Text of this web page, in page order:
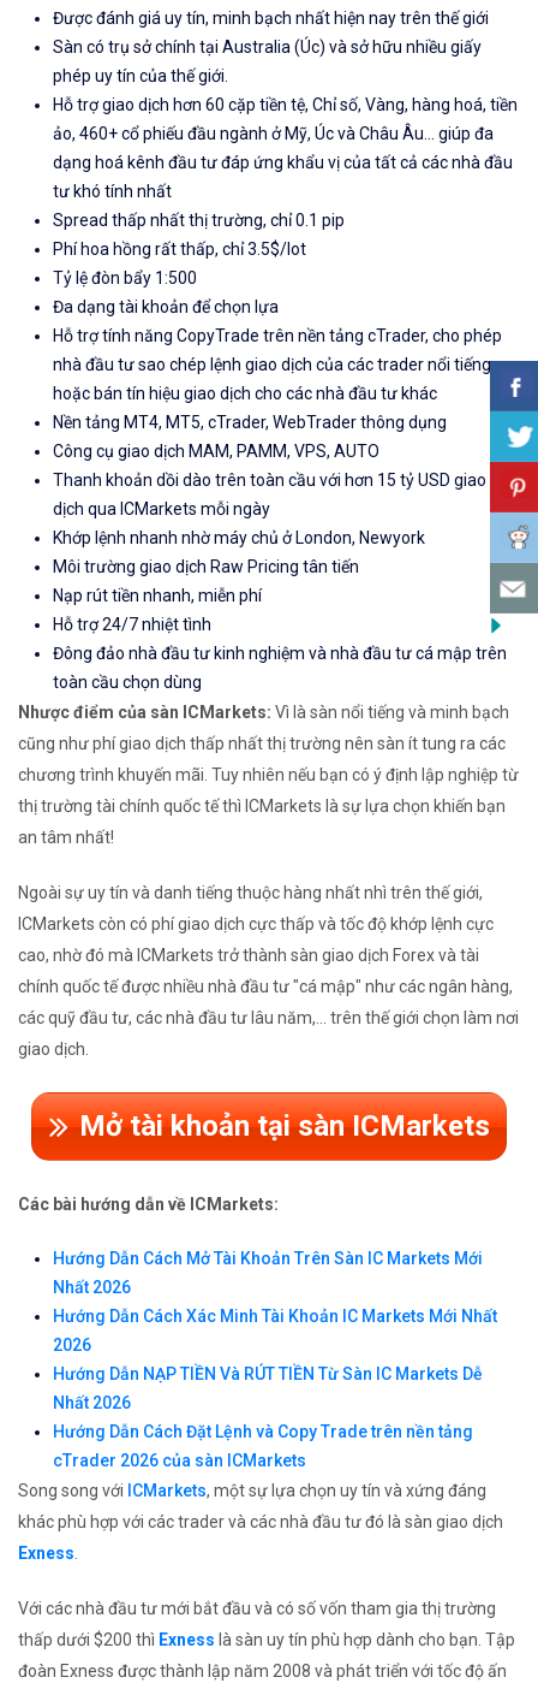
Được đánh giá uy tín, minh bạch nhất hiện nay trên thế giới
Sàn có trụ sở chính tại Australia (Úc) và sở hữu nhiều giấy
phép uy tín của thế giới.
Hỗ trợ giao dịch hơn 60 cặp tiền tệ, Chỉ số, Vàng, hàng hoá, tiền
ảo, 460+ cổ phiếu đầu ngành ở Mỹ, Úc và Châu Âu... giúp đa
dạng hoá kênh đầu tư đáp ứng khẩu vị của tất cả các nhà đầu
tư khó tính nhất
Spread thấp nhất thị trường, chỉ 0.1 pip
Phí hoa hồng rất thấp, chỉ 3.5$/lot
Tỷ lệ đòn bẩy 1:500
Đa dạng tài khoản để chọn lựa
Hỗ trợ tính năng CopyTrade trên nền tảng cTrader, cho phép
nhà đầu tư sao chép lệnh giao dịch của các trader nổi tiếng
hoặc bán tín hiệu giao dịch cho các nhà đầu tư khác
Nền tảng MT4, MT5, cTrader, WebTrader thông dụng
Công cụ giao dịch MAM, PAMM, VPS, AUTO
Thanh khoản dồi dào trên toàn cầu với hơn 15 tỷ USD giao
dịch qua ICMarkets mỗi ngày
Khớp lệnh nhanh nhờ máy chủ ở London, Newyork
Môi trường giao dịch Raw Pricing tân tiến
Nạp rút tiền nhanh, miễn phí
Hỗ trợ 24/7 nhiệt tình
Đông đảo nhà đầu tư kinh nghiệm và nhà đầu tư cá mập trên
toàn cầu chọn dùng
Nhược điểm của sàn ICMarkets: Vì là sàn nổi tiếng và minh bạch
cũng như phí giao dịch thấp nhất thị trường nên sàn ít tung ra các
chương trình khuyến mãi. Tuy nhiên nếu bạn có ý định lập nghiệp từ
thị trường tài chính quốc tế thì ICMarkets là sự lựa chọn khiến bạn
an tâm nhất!
Ngoài sự uy tín và danh tiếng thuộc hàng nhất nhì trên thế giới,
ICMarkets còn có phí giao dịch cực thấp và tốc độ khớp lệnh cực
cao, nhờ đó mà ICMarkets trở thành sàn giao dịch Forex và tài
chính quốc tế được nhiều nhà đầu tư "cá mập" như các ngân hàng,
các quỹ đầu tư, các nhà đầu tư lâu năm,... trên thế giới chọn làm nơi
giao dịch.
Mở tài khoản tại sàn ICMarkets
Các bài hướng dẫn về ICMarkets:
Hướng Dẫn Cách Mở Tài Khoản Trên Sàn IC Markets Mới
Nhất 2026
Hướng Dẫn Cách Xác Minh Tài Khoản IC Markets Mới Nhất
2026
Hướng Dẫn NẠP TIỀN Và RÚT TIỀN Từ Sàn IC Markets Dễ
Nhất 2026
Hướng Dẫn Cách Đặt Lệnh và Copy Trade trên nền tảng
cTrader 2026 của sàn ICMarkets
Song song với ICMarkets, một sự lựa chọn uy tín và xứng đáng
khác phù hợp với các trader và các nhà đầu tư đó là sàn giao dịch
Exness.
Với các nhà đầu tư mới bắt đầu và có số vốn tham gia thị trường
thấp dưới $200 thì Exness là sàn uy tín phù hợp dành cho bạn. Tập
đoàn Exness được thành lập năm 2008 và phát triển với tốc độ ấn